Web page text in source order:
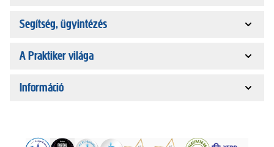
Segítség, ügyintézés
A Praktiker világa
Információ